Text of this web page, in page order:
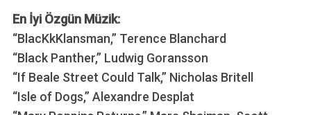
En İyi Özgün Müzik:
“BlacKkKlansman,” Terence Blanchard
“Black Panther,” Ludwig Goransson
“If Beale Street Could Talk,” Nicholas Britell
“Isle of Dogs,” Alexandre Desplat